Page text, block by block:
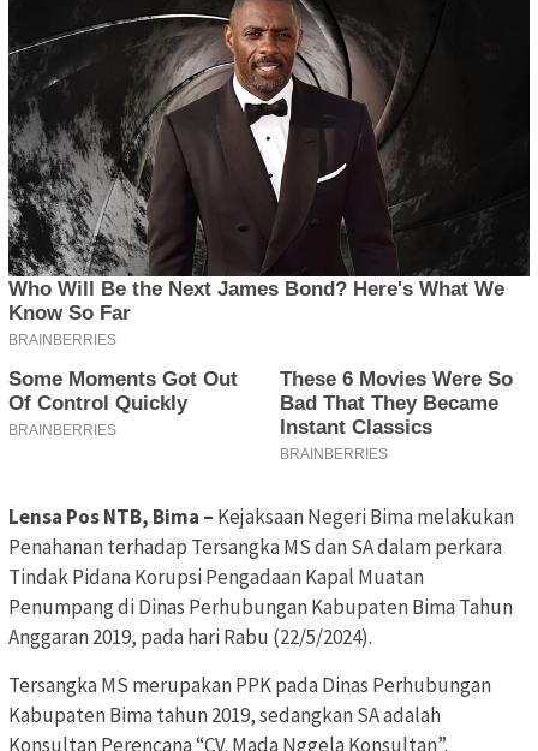
Lensa Pos NTB, Bima – Kejaksaan Negeri Bima melakukan
Penahanan terhadap Tersangka MS dan SA dalam perkara
Tindak Pidana Korupsi Pengadaan Kapal Muatan
Penumpang di Dinas Perhubungan Kabupaten Bima Tahun
Anggaran 2019, pada hari Rabu (22/5/2024).
Tersangka MS merupakan PPK pada Dinas Perhubungan
Kabupaten Bima tahun 2019, sedangkan SA adalah
Konsultan Perencana “CV. Mada Nggela Konsultan”.